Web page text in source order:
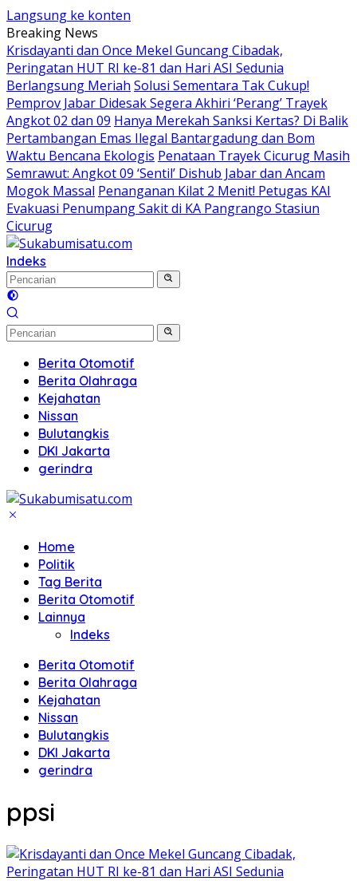
Langsung ke konten
Breaking News
Krisdayanti dan Once Mekel Guncang Cibadak,
Peringatan HUT RI ke-81 dan Hari ASI Sedunia
Berlangsung Meriah Solusi Sementara Tak Cukup!
Pemprov Jabar Didesak Segera Akhiri ‘Perang’ Trayek
Angkot 02 dan 09 Hanya Merekah Sanksi Kertas? Di Balik
Pertambangan Emas Ilegal Bantargadung dan Bom
Waktu Bencana Ekologis Penataan Trayek Cicurug Masih
Semrawut: Angkot 09 ‘Sentil’ Dishub Jabar dan Ancam
Mogok Massal Penanganan Kilat 2 Menit! Petugas KAI
Evakuasi Penumpang Sakit di KA Pangrango Stasiun
Cicurug
Indeks
Berita Otomotif
Berita Olahraga
Kejahatan
Nissan
Bulutangkis
DKI Jakarta
gerindra
Home
Politik
Tag Berita
Berita Otomotif
Lainnya
Indeks
Berita Otomotif
Berita Olahraga
Kejahatan
Nissan
Bulutangkis
DKI Jakarta
gerindra
ppsi